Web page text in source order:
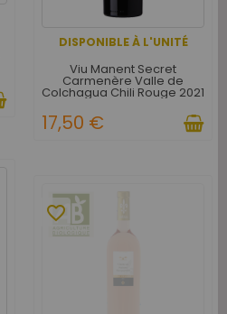
DISPONIBLE À L'UNITÉ
Viu Manent Secret
Carmenère Valle de
Colchagua Chili Rouge 2021
17,50 €
favorite_border